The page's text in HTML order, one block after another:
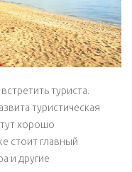
туриста.
туристическая
хорошо
стоит главный
и другие